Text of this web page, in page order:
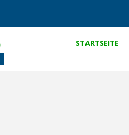
STARTSEITE